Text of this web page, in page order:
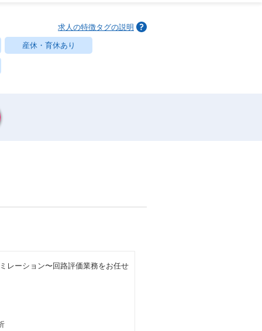
求人の特徴タグの説明
産休・育休あり
レーション〜回路評価業務をお任せ